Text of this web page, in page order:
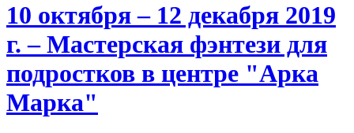
10 октября – 12 декабря 2019
г. – Мастерская фэнтези для
подростков в центре "Арка
Марка"